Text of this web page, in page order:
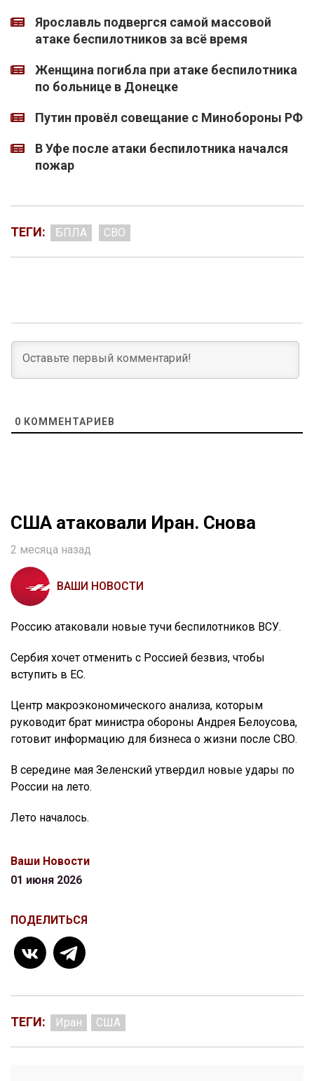
Ярославль подвергся самой массовой
атаке беспилотников за всё время
Женщина погибла при атаке беспилотника
по больнице в Донецке
Путин провёл совещание с Минобороны РФ
В Уфе после атаки беспилотника начался
пожар
ТЕГИ: БПЛА СВО
0 КОММЕНТАРИЕВ
США атаковали Иран. Снова
2 месяца назад
ВАШИ НОВОСТИ
Россию атаковали новые тучи беспилотников ВСУ.
Сербия хочет отменить с Россией безвиз, чтобы
вступить в ЕС.
Центр макроэкономического анализа, которым
руководит брат министра обороны Андрея Белоусова,
готовит информацию для бизнеса о жизни после СВО.
В середине мая Зеленский утвердил новые удары по
России на лето.
Лето началось.
Ваши Новости
01 июня 2026
ПОДЕЛИТЬСЯ
ТЕГИ: Иран США